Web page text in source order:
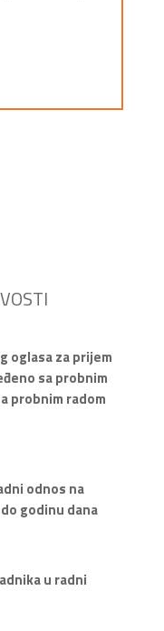
oglasa za prijem
sa probnim
probnim radom
odnos na
godinu dana
u radni